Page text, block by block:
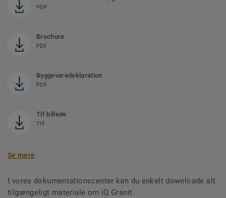
PDF
Brochure
PDF
Byggevaredeklaration
PDF
Tif billede
TIF
Se mere
I vores dokumentationscenter kan du enkelt downloade alt
tilgængeligt materiale om iQ Granit